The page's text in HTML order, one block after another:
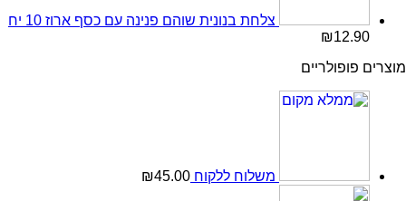
צלחת בנונית שוהם פנינה עם כסף ארוז 10 יח
₪12.90
מוצרים פופולריים
משלוח ללקוח ₪45.00